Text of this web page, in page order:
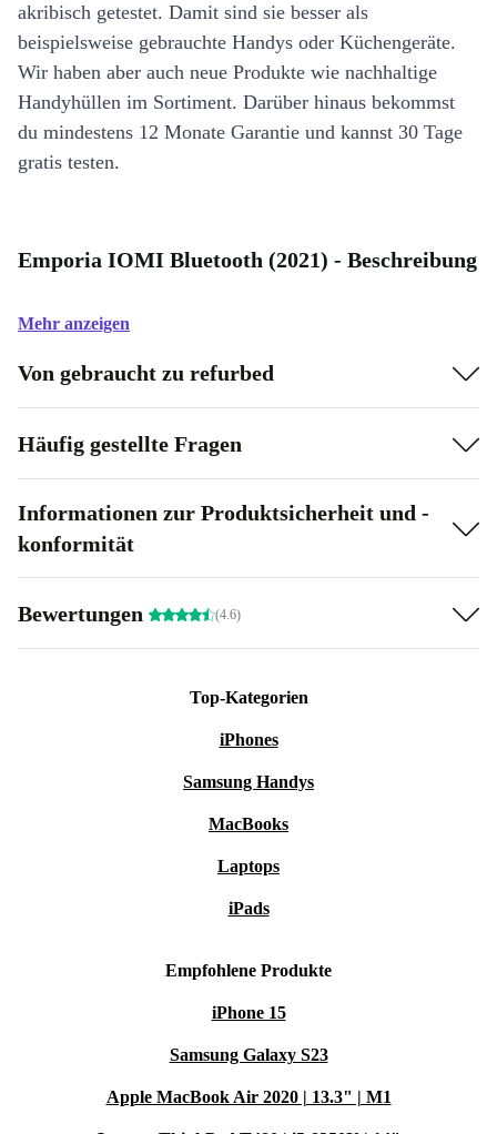
akribisch getestet. Damit sind sie besser als
beispielsweise gebrauchte Handys oder Küchengeräte.
Wir haben aber auch neue Produkte wie nachhaltige
Handyhüllen im Sortiment. Darüber hinaus bekommst
du mindestens 12 Monate Garantie und kannst 30 Tage
gratis testen.
Emporia IOMI Bluetooth (2021) - Beschreibung
Mehr anzeigen
Von gebraucht zu refurbed
Häufig gestellte Fragen
Informationen zur Produktsicherheit und -
konformität
Bewertungen (4.6)
Top-Kategorien
iPhones
Samsung Handys
MacBooks
Laptops
iPads
Empfohlene Produkte
iPhone 15
Samsung Galaxy S23
Apple MacBook Air 2020 | 13.3" | M1